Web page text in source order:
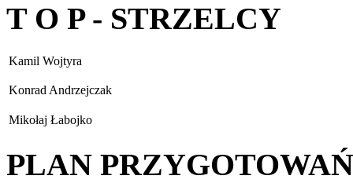
T O P - STRZELCY
Kamil Wojtyra
Konrad Andrzejczak
Mikołaj Łabojko
PLAN PRZYGOTOWAŃ